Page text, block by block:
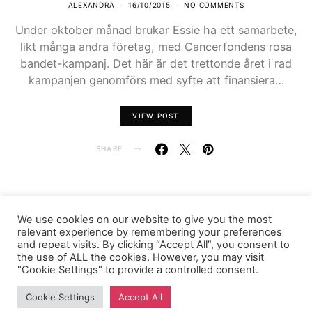
ALEXANDRA 16/10/2015 NO COMMENTS
Under oktober månad brukar Essie ha ett samarbete,
likt många andra företag, med Cancerfondens rosa
bandet-kampanj. Det här är det trettonde året i rad
kampanjen genomförs med syfte att finansiera…
VIEW POST
SHARE
FASHIONINK.SE
We use cookies on our website to give you the most
relevant experience by remembering your preferences
and repeat visits. By clicking “Accept All”, you consent to
the use of ALL the cookies. However, you may visit
"Cookie Settings" to provide a controlled consent.
Cookie Settings Accept All